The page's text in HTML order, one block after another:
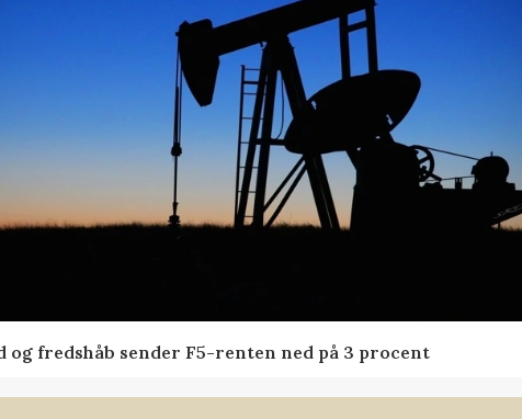
og fredshåb sender F5-renten ned på 3 procent